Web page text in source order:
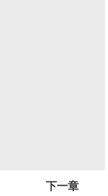
下一章